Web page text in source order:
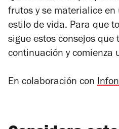
frutos y se materialice
estilo de vida. Para que
sigue estos consejos que
continuación y comienza
En colaboración con